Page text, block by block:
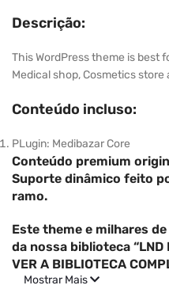
Descrição:
This WordPress theme is best
Medical shop, Cosmetics store
Conteúdo incluso:
PLugin: Medibazar Core
Conteúdo premium
Suporte dinâmico feito
ramo.
Este theme e milhares
da nossa biblioteca “LND
VER A BIBLIOTECA
Mostrar Mais